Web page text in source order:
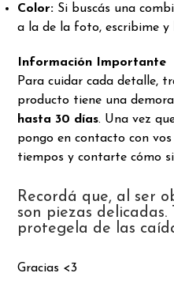
Color: Si buscás una
a la de la foto, escribime y
Información Importante
Para cuidar cada detalle,
producto tiene una
hasta 30 días. Una vez
pongo en contacto con
tiempos y contarte cómo
Recordá que, al ser
son piezas
protegela de las
Gracias <3